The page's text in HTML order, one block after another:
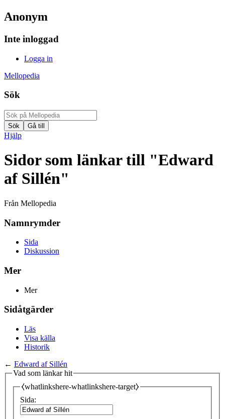
Anonym
Inte inloggad
Logga in
Mellopedia
Sök
Hjälp
Sidor som länkar till "Edward
af Sillén"
Från Mellopedia
Namnrymder
Sida
Diskussion
Mer
Mer
Sidåtgärder
Läs
Visa källa
Historik
← Edward af Sillén
Vad som länkar hit
⧼whatlinkshere-whatlinkshere-target⧽
Sida: